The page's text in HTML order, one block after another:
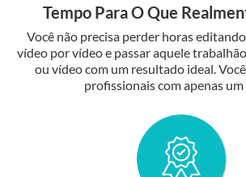
Tempo Para O Que
Você não precisa perder horas
vídeo por vídeo e passar aquele
ou vídeo com um resultado ideal.
profissionais com apenas